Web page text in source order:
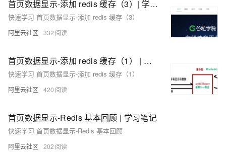
首页数据显示-添加 redis 缓存（3）| 学习笔记
快速学习 首页数据显示-添加 redis 缓存（3）
阿里云社区 332
首页数据显示-添加 redis 缓存（1） | 学习笔记
快速学习 首页数据显示-添加 redis 缓存（1）
阿里云社区 420
首页数据显示-Redis 基本回顾 | 学习笔记
快速学习 首页数据显示-Redis 基本回顾
阿里云社区 202